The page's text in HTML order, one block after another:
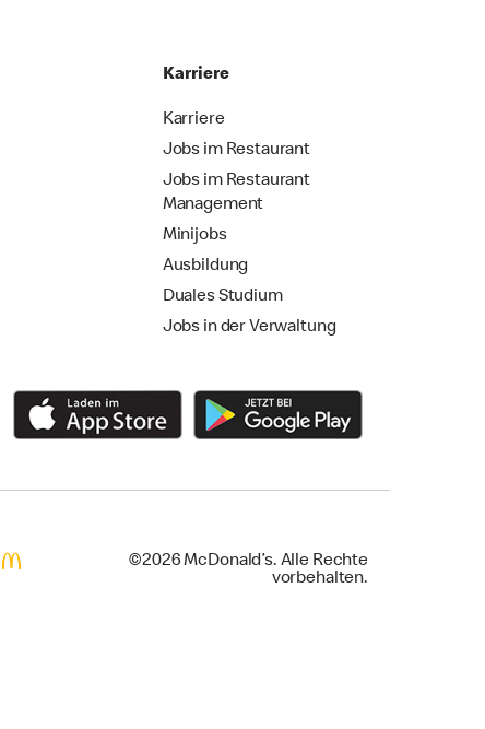
Karriere
Karriere
Jobs im Restaurant
Jobs im Restaurant
Management
Minijobs
Ausbildung
Duales Studium
Jobs in der Verwaltung
©2026 McDonald’s. Alle Rechte
vorbehalten.